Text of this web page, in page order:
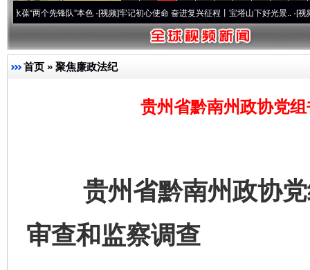
个先锋队”本色·[视频]牢记初心使命 奋进复兴征程丨宝塔山下好光景..·[视频]因党而
首页 » 聚焦廉政法纪
贵州省黔南州政协党
贵州省黔南州政协党
审查和监察调查